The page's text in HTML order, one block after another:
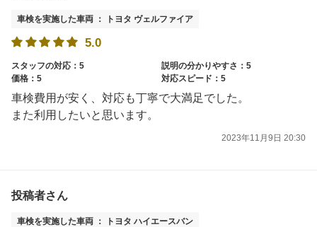
車検を実施した車両 ： トヨタ ヴェルファイア
5.0
スタッフの対応：5
説明の分かりやすさ：5
価格：5
対応スピード：5
車検費用が安く、対応も丁寧で大満足でした。
また利用したいと思います。
2023年11月9日 20:30
投稿者さん
車検を実施した車両 ： トヨタ ハイエースバン